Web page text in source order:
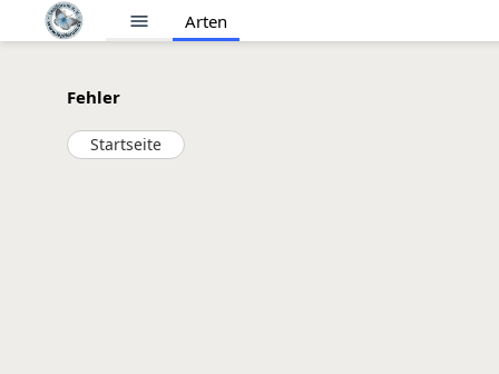
menu Arten
Fehler
Startseite